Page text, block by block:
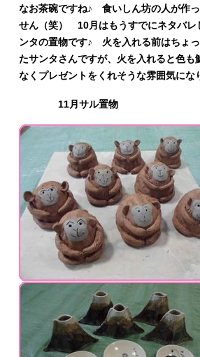
なお茶碗ですね♪ 食いしん坊の人が作
せん（笑） 10月はもうすでにネタバレ
ンタの置物です♪ 火を入れる前はちょ
たサンタさんですが、火を入れると色も
なくプレゼントをくれそうな雰囲気にな
11月サル置物 12月富